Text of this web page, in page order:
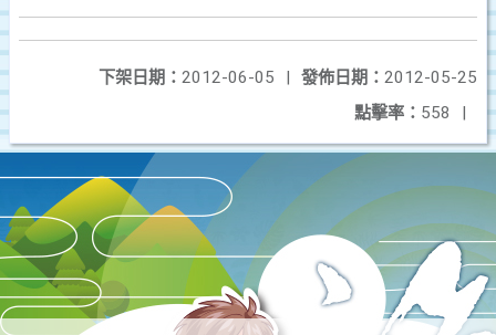
發佈日期： 2012-05-25
下架日期： 2012-06-05
|
點擊率： 558 |